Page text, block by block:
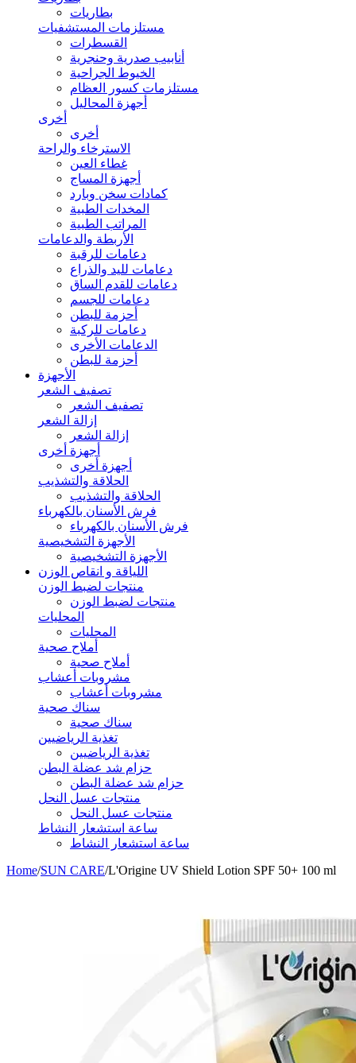
بطاريات
مستلزمات المستشفيات
القسطرات
أنابيب صدرية وحنجرية
الخيوط الجراحية
مستلزمات كسور العظام
أجهزة المحاليل
أخرى
أخرى
الاسترخاء والراحة
غطاء العين
أجهزة المساج
كمادات سخن وبارد
المخدات الطبية
المراتب الطبية
الأربطة والدعامات
دعامات للرقبة
دعامات لليد والذراع
دعامات للقدم الساق
دعامات للجسم
أحزمة للبطن
دعامات للركبة
الدعامات الأخرى
أحزمة للبطن
الأجهزة
تصفيف الشعر
تصفيف الشعر
إزالة الشعر
إزالة الشعر
أجهزة أخرى
أجهزة أخرى
الحلاقة والتشذيب
الحلاقة والتشذيب
فرش الأسنان بالكهرباء
فرش الأسنان بالكهرباء
الأجهزة التشخيصية
الأجهزة التشخيصية
اللياقة و انقاص الوزن
منتجات لضبط الوزن
منتجات لضبط الوزن
المحليات
المحليات
أملاح صحية
أملاح صحية
مشروبات أعشاب
مشروبات أعشاب
سناك صحية
سناك صحية
تغذية الرياضيين
تغذية الرياضيين
حزام شد عضلة البطن
حزام شد عضلة البطن
منتجات عسل النحل
منتجات عسل النحل
ساعة استشعار النشاط
ساعة استشعار النشاط
Home/SUN CARE/L'Origine UV Shield Lotion SPF 50+ 100 ml